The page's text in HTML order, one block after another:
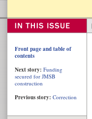
Front page and table of
contents
Next story: Funding
secured for JMSB
construction
Previous story: Correction